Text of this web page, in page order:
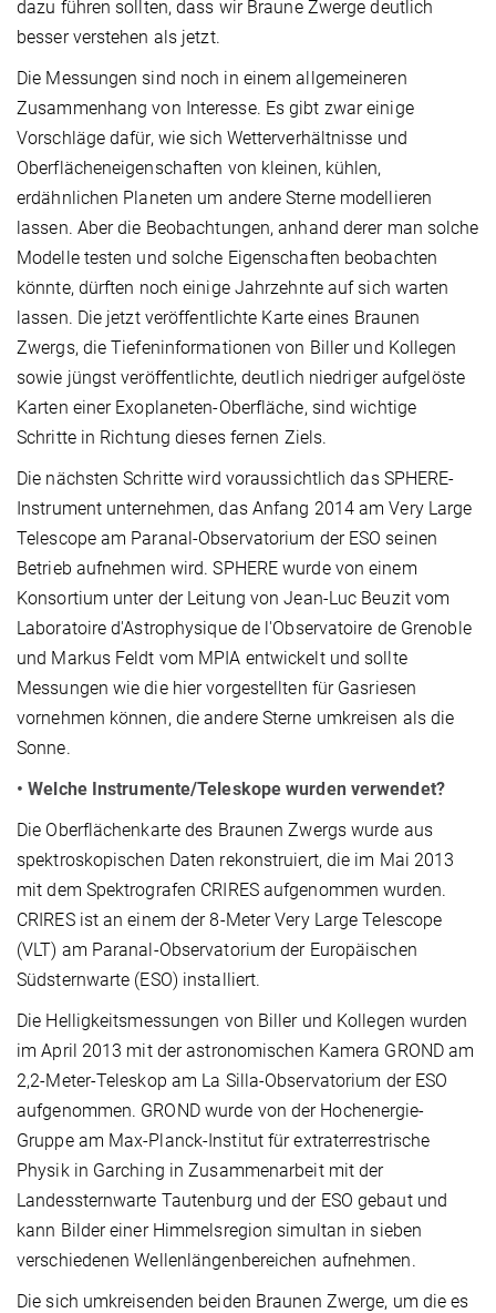
dazu führen sollten, dass wir Braune Zwerge deutlich
besser verstehen als jetzt.
Die Messungen sind noch in einem allgemeineren
Zusammenhang von Interesse. Es gibt zwar einige
Vorschläge dafür, wie sich Wetterverhältnisse und
Oberflächeneigenschaften von kleinen, kühlen,
erdähnlichen Planeten um andere Sterne modellieren
lassen. Aber die Beobachtungen, anhand derer man solche
Modelle testen und solche Eigenschaften beobachten
könnte, dürften noch einige Jahrzehnte auf sich warten
lassen. Die jetzt veröffentlichte Karte eines Braunen
Zwergs, die Tiefeninformationen von Biller und Kollegen
sowie jüngst veröffentlichte, deutlich niedriger aufgelöste
Karten einer Exoplaneten-Oberfläche, sind wichtige
Schritte in Richtung dieses fernen Ziels.
Die nächsten Schritte wird voraussichtlich das SPHERE-
Instrument unternehmen, das Anfang 2014 am Very Large
Telescope am Paranal-Observatorium der ESO seinen
Betrieb aufnehmen wird. SPHERE wurde von einem
Konsortium unter der Leitung von Jean-Luc Beuzit vom
Laboratoire d'Astrophysique de l'Observatoire de Grenoble
und Markus Feldt vom MPIA entwickelt und sollte
Messungen wie die hier vorgestellten für Gasriesen
vornehmen können, die andere Sterne umkreisen als die
Sonne.
•Welche Instrumente/Teleskope wurden verwendet?
Die Oberflächenkarte des Braunen Zwergs wurde aus
spektroskopischen Daten rekonstruiert, die im Mai 2013
mit dem Spektrografen CRIRES aufgenommen wurden.
CRIRES ist an einem der 8-Meter Very Large Telescope
(VLT) am Paranal-Observatorium der Europäischen
Südsternwarte (ESO) installiert.
Die Helligkeitsmessungen von Biller und Kollegen wurden
im April 2013 mit der astronomischen Kamera GROND am
2,2-Meter-Teleskop am La Silla-Observatorium der ESO
aufgenommen. GROND wurde von der Hochenergie-
Gruppe am Max-Planck-Institut für extraterrestrische
Physik in Garching in Zusammenarbeit mit der
Landessternwarte Tautenburg und der ESO gebaut und
kann Bilder einer Himmelsregion simultan in sieben
verschiedenen Wellenlängenbereichen aufnehmen.
Die sich umkreisenden beiden Braunen Zwerge, um die es